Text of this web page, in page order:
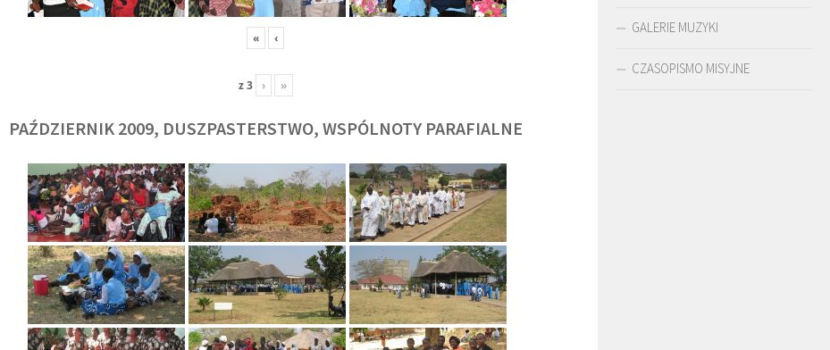
« ‹
z3 › »
PAŹDZIERNIK 2009, DUSZPASTERSTWO, WSPÓLNOTY PARAFIALNE
SJ
O. TADEUSZ SAROTA
SJ
O. ARTUR WARDĘGA
SJ
BR. JERZY
ZADWÓRNY SJ
GALERIE MUZYKI
CZASOPISMO MISYJNE